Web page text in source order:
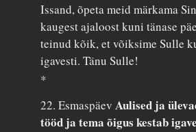
Issand, õpeta meid märkama
kaugest ajaloost kuni tänase
teinud kõik, et võiksime Sulle
igavesti. Tänu Sulle!
*
22. EsmaspäevAulised ja
tööd ja tema õigus kestab